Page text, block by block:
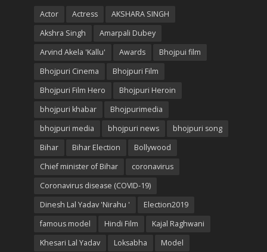
Actor Actress
AKSHARA SINGH
Akshra Singh
Amarpali Dubey
Arvind Akela 'Kallu'
Awards
Bhojpui film
Bhojpuri Cinema
Bhojpuri Film
Bhojpuri Film Hero
Bhojpuri Heroin
bhojpuri khabar
Bhojpurimedia
bhojpuri media
bhojpuri news
bhojpuri song
Bihar
Bihar Election
Bollywood
Chief minister of Bihar
coronavirus
Coronavirus disease (COVID-19)
Dinesh Lal Yadav 'Nirahu '
Election2019
famous model
Hindi Film
Kajal Raghwani
Khesari Lal Yadav
Loksabha
Model